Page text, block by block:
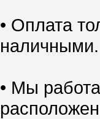
• Оплата
наличными.
• Мы